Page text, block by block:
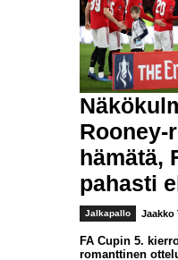
Rooney-
hämätä,
pahasti
Jalkapallo Jaakko
FA Cupin 5.
romanttinen